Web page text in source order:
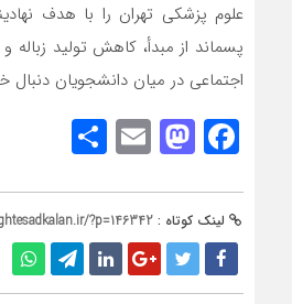
علوم پزشکی تهران را با هدف
پسماند از مبدأ، کاهش تولید زباله
اجتماعی در میان دانشجویان دنبال
Facebook
Mastodon
Email
لینک کوتاه : ?p=146342